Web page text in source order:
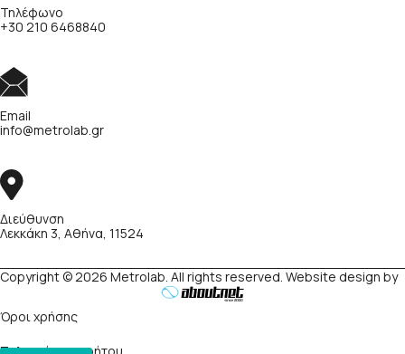
Τηλέφωνο
+30 210 6468840
Email
info@metrolab.gr
Διεύθυνση
Λεκκάκη 3, Αθήνα, 11524
Copyright © 2026 Metrolab. All rights reserved. Website design by
Όροι χρήσης